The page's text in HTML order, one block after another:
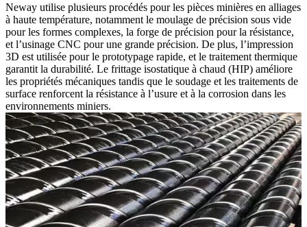
Neway utilise plusieurs procédés pour les pièces minières en alliages
à haute température, notamment le moulage de précision sous vide
pour les formes complexes, la forge de précision pour la résistance,
et l’usinage CNC pour une grande précision. De plus, l’impression
3D est utilisée pour le prototypage rapide, et le traitement thermique
garantit la durabilité. Le frittage isostatique à chaud (HIP) améliore
les propriétés mécaniques tandis que le soudage et les traitements de
surface renforcent la résistance à l’usure et à la corrosion dans les
environnements miniers.